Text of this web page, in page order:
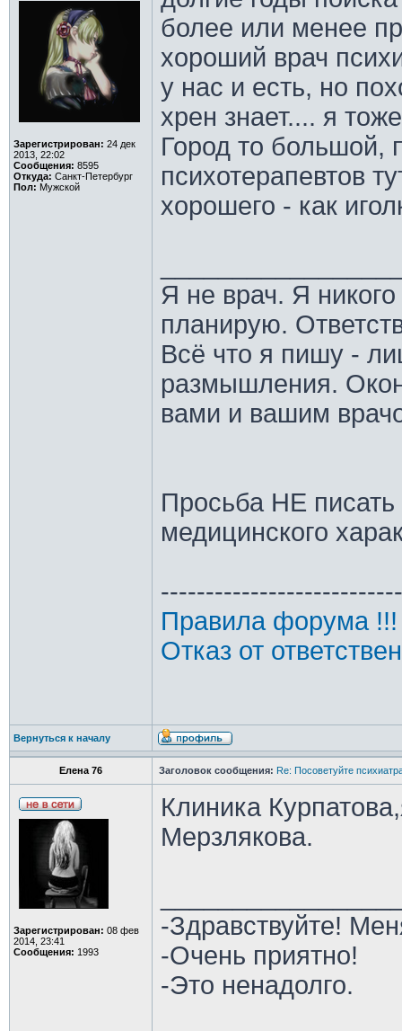
Зарегистрирован: 24 дек
2013, 22:02
Сообщения: 8595
Откуда: Санкт-Петербург
Пол: Мужской
более или менее
хороший врач
у нас и есть, но
хрен знает.... я
Город то большой,
психотерапевтов
хорошего - как
Я не врач. Я
планирую.
Всё что я пишу -
размышления.
вами и вашим
Просьба НЕ
медицинского
Правила форума !!!
Отказ от
Вернуться к началу
Елена 76 Заголовок сообщения: Re: Посоветуйте
Зарегистрирован: 08 фев
2014, 23:41
Сообщения: 1993
Клиника
Мерзлякова.
-Здравствуйте!
-Очень приятно!
-Это ненадолго.